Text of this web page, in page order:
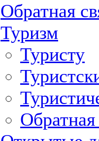
Обратная
Туризм
Туристу
Обратная